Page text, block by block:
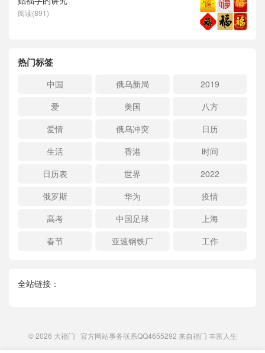
阅读(891)
热门标签
中国 俄乌新局
2019
爱
美国
八方
爱情
俄乌冲突
日历
生活
香港
时间
日历表
世界
2022
俄罗斯
华为
疫情
高考
中国足球
上海
春节
亚速钢铁厂 工作
全站链接：
© 2026 大福门 官方网站事务联系QQ4655292 来自福门 丰富人生